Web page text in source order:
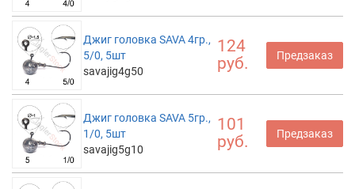
Джиг головка SAVA 4гр.,
5/0, 5шт
savajig4g50
124
руб.
Предзаказ
Джиг головка SAVA 5гр.,
1/0, 5шт
savajig5g10
101
руб.
Предзаказ